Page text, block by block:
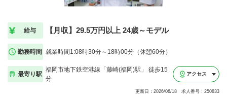
給与 【月収】29.5万円以上 24歳～モデル
勤務時間 就業時間1:08時30分～18時00分（休憩60分）
最寄り駅
福岡市地下鉄空港線「藤崎(福岡)駅」 徒歩15
分
アクセス
更新日：2026/06/18 求人番号：250833